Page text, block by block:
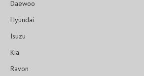
Daewoo
Hyundai
Isuzu
Kia
Ravon